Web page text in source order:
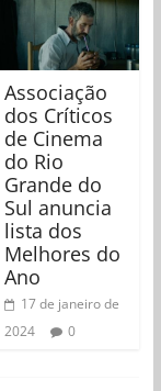
Associação
dos Críticos
de Cinema
do Rio
Grande do
Sul anuncia
lista dos
Melhores do
Ano
17 de janeiro de
2024
0